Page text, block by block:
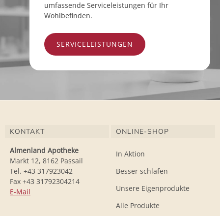
umfassende Serviceleistungen für Ihr
Wohlbefinden.
SERVICELEISTUNGEN
KONTAKT
Almenland Apotheke
Markt 12, 8162 Passail
Tel. +43 317923042
Fax +43 31792304214
E-Mail
ONLINE-SHOP
In Aktion
Besser schlafen
Unsere Eigenprodukte
Alle Produkte